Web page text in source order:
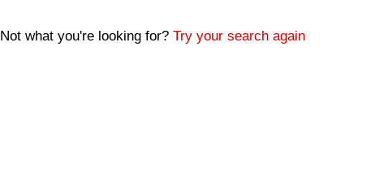
Not what you're looking for? Try your search again